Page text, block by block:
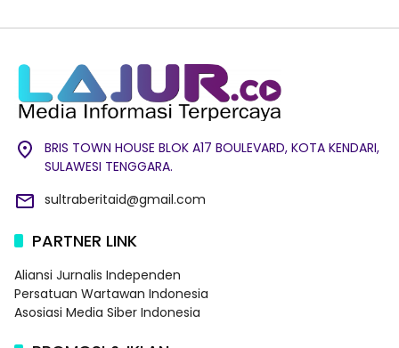
BRIS TOWN HOUSE BLOK A17 BOULEVARD, KOTA KENDARI,
SULAWESI TENGGARA.
sultraberitaid@gmail.com
PARTNER LINK
Aliansi Jurnalis Independen
Persatuan Wartawan Indonesia
Asosiasi Media Siber Indonesia